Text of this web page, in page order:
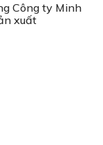
Công ty Minh
xuất